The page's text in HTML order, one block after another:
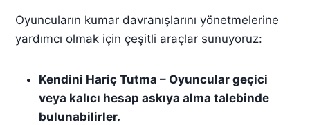
Oyuncuların kumar davranışlarını yönetmelerine
yardımcı olmak için çeşitli araçlar sunuyoruz:
Kendini Hariç Tutma – Oyuncular geçici
veya kalıcı hesap askıya alma talebinde
bulunabilirler.